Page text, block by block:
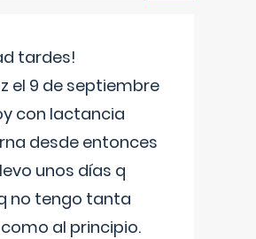
tardes!
el 9 de septiembre
con lactancia
desde entonces
unos días q
no tengo tanta
al principio.